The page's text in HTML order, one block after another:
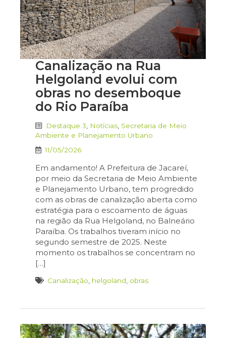
Canalização na Rua
Helgoland evolui com
obras no desemboque
do Rio Paraíba
Destaque 3 Notícias Secretaria de Meio
Ambiente e Planejamento Urbano
11/05/2026
Em andamento! A Prefeitura de Jacareí,
por meio da Secretaria de Meio Ambiente
e Planejamento Urbano, tem progredido
com as obras de canalização aberta como
estratégia para o escoamento de águas
na região da Rua Helgoland, no Balneário
Paraíba. Os trabalhos tiveram início no
segundo semestre de 2025. Neste
momento os trabalhos se concentram no
[…]
Canalização helgoland obras